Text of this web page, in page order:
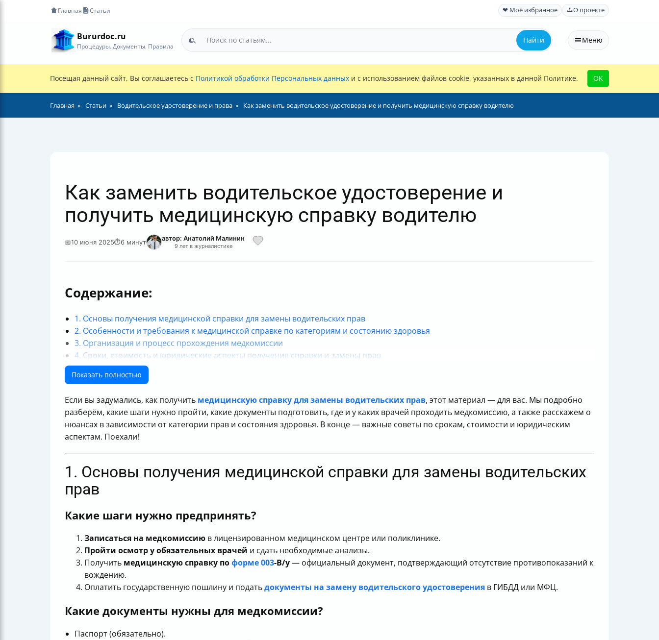
Главная Статьи ❤ Моё избранное О проекте
Bururdoc.ru
Процедуры. Документы. Правила
Найти Меню
Посещая данный сайт, Вы соглашаетесь с Политикой обработки Персональных данных и с использованием файлов cookie, указанных в данной Политике. OK
Главная Статьи Водительское удостоверение и права Как заменить водительское удостоверение и получить медицинскую справку водителю
Как заменить водительское удостоверение и
получить медицинскую справку водителю
📅10 июня 2025⏱6 минут автор: Анатолий Малинин
9 лет в журналистике
Содержание:
1. Основы получения медицинской справки для замены водительских прав
2. Особенности и требования к медицинской справке по категориям и состоянию здоровья
3. Организация и процесс прохождения медкомиссии
4. Сроки, стоимость и юридические аспекты получения справки и замены прав
5. Дополнительные вопросы по замене водительских прав
Итог: как получить медицинскую справку для замены водительских прав
Показать полностью
Если вы задумались, как получить медицинскую справку для замены водительских прав, этот материал — для вас. Мы подробно
разберём, какие шаги нужно пройти, какие документы подготовить, где и у каких врачей проходить медкомиссию, а также расскажем о
нюансах в зависимости от категории прав и состояния здоровья. В конце — важные советы по срокам, стоимости и юридическим
аспектам. Поехали!
1. Основы получения медицинской справки для замены водительских
прав
Какие шаги нужно предпринять?
Записаться на медкомиссию в лицензированном медицинском центре или поликлинике.
Пройти осмотр у обязательных врачей и сдать необходимые анализы.
Получить медицинскую справку поформе 003-В/у— официальный документ, подтверждающий отсутствие противопоказаний к
вождению.
Оплатить государственную пошлину и податьдокументы на замену водительского удостоверения в ГИБДД или МФЦ.
Какие документы нужны для медкомиссии?
Паспорт (обязательно).